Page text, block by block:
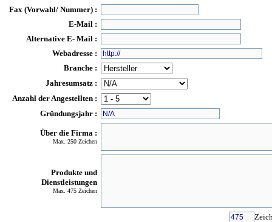
Fax (Vorwahl/ Nummer) :
E-Mail :
Alternative E- Mail :
Webadresse :
Branche :
Jahresumsatz :
Anzahl der Angestellten :
Gründungsjahr :
Über die Firma :
Max. 250 Zeichen
Produkte und
Dienstleistungen
Max. 475 Zeichen